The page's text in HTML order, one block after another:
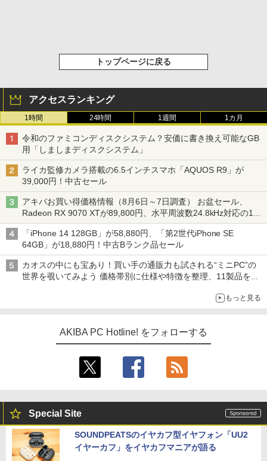
トップページに戻る
アクセスランキング
1時間 24時間 1週間 1カ月
令和のファミコンディスクシステム？安価に書き換え可能なGB
用「しましまディスクシステム」
ライカ監修カメラ搭載の6.5インチスマホ「AQUOS R9」が
39,000円！中古セール
アキバお買い得価格情報（8月6日～7日調査） お盆セール、
Radeon RX 9070 XTが89,800円、水平周波数24.8kHz対応の17
型モニターが9,801円、暑さ指数連動セール ほか
「iPhone 14 128GB」が58,880円、「第2世代iPhone SE
64GB」が18,880円！中古Bランク品セール
カオスの中にも宝あり！買い手の通販力も試される“ミニPC”の
世界を覗いてみよう 価格帯別に仕様や特徴を整理、11製品をピ
もっと見る
AKIBA PC Hotline! をフォローする
Special Site
SOUNDPEATSのイヤカフ型イヤフォン「UU2
イヤーカフ」をイヤカフマニアが語る